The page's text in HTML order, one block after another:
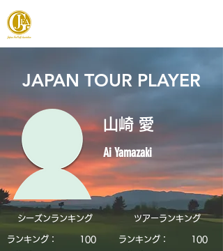
JAPAN TOUR PLAYER
山崎 愛
Ai Yamazaki
シーズンランキング
ランキング：
​100
​ツアーランキング
ランキング：
​100